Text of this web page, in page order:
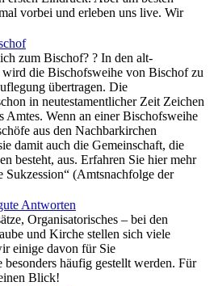
vorbei und erleben uns live. Wir
zum Bischof? ? In den alt-
die Bischofsweihe von Bischof zu
übertragen. Die
in neutestamentlicher Zeit Zeichen
Amtes. Wenn an einer Bischofsweihe
aus den Nachbarkirchen
damit auch die Gemeinschaft, die
besteht, aus. Erfahren Sie hier mehr
Sukzession“ (Amtsnachfolge der
Antworten
Organisatorisches – bei den
und Kirche stellen sich viele
einige davon für Sie
besonders häufig gestellt werden. Für
Blick!